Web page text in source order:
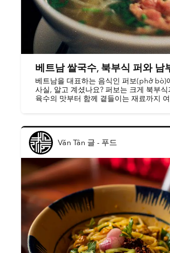
베트남 쌀국수, 북부식 퍼와 남
베트남을 대표하는 음식인 퍼보(phở bò)
사실, 알고 계셨나요? 퍼보는 크게 북부
육수의 맛부터 함께 곁들이는 재료까지
Văn Tân 글 - 푸드